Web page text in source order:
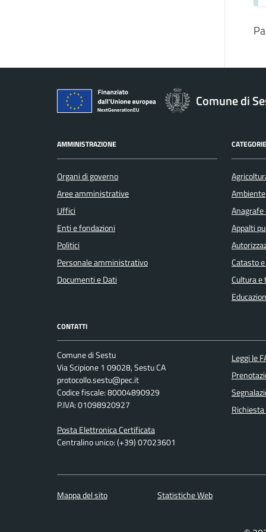
Comune di
AMMINISTRAZIONE
Organi di governo
Aree amministrative
Uffici
Enti e fondazioni
Politici
Personale amministrativo
Documenti e Dati
Ambiente
Appalti
Catasto
Cultura e
CONTATTI
Comune di Sestu
Via Scipione 1 09028, Sestu CA
protocollo.sestu@pec.it
Codice fiscale: 80004890929
P.IVA: 01098920927
Posta Elettronica Certificata
Centralino unico: (+39) 07023601
Leggi le
Mappa del sito Statistiche Web